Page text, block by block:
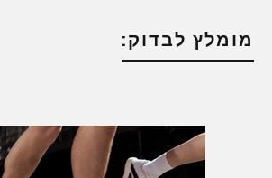
מומלץ לבדוק: